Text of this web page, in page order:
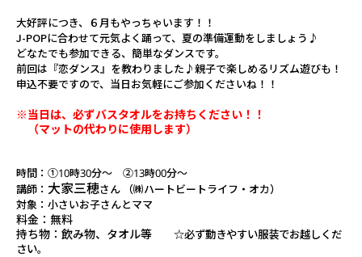
大好評につき、６月もやっちゃいます！！
J-POPに合わせて元気よく踊って、夏の準備運動をしましょう♪
どなたでも参加できる、簡単なダンスです。
前回は『恋ダンス』を教わりました♪親子で楽しめるリズム遊びも！
申込不要ですので、当日お気軽にご参加くださいね！！
※当日は、必ずバスタオルをお持ちください！！
（マットの代わりに使用します）
時間：①10時30分～ ②13時00分～
講師： 大家三穂さん （㈱ハートビートライフ・オカ）
対象：小さいお子さんとママ
料金：無料
持ち物：飲み物、タオル等
☆必ず動きやすい服装でお越しくだ
さい。